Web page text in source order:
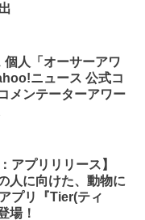
人「オーサーアワ
ニュース 公式コ
メンテーターアワー
アプリリリース】
人に向けた、動物に
プリ『Tier(ティ
場！